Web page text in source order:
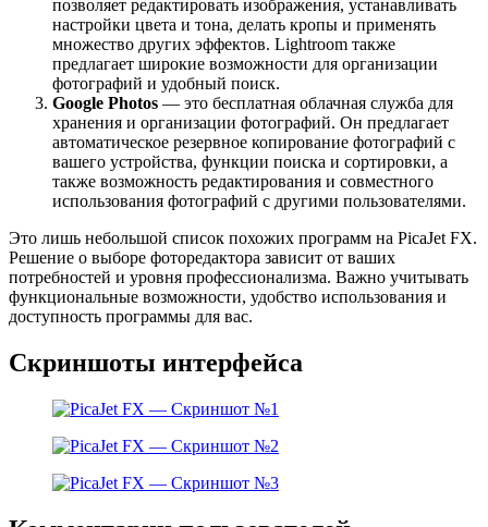
позволяет редактировать изображения, устанавливать
настройки цвета и тона, делать кропы и применять
множество других эффектов. Lightroom также
предлагает широкие возможности для организации
фотографий и удобный поиск.
Google Photos — это бесплатная облачная служба для
хранения и организации фотографий. Он предлагает
автоматическое резервное копирование фотографий с
вашего устройства, функции поиска и сортировки, а
также возможность редактирования и совместного
использования фотографий с другими пользователями.
Это лишь небольшой список похожих программ на PicaJet FX.
Решение о выборе фоторедактора зависит от ваших
потребностей и уровня профессионализма. Важно учитывать
функциональные возможности, удобство использования и
доступность программы для вас.
Скриншоты интерфейса